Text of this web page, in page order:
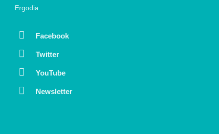
Ergodia
Facebook
Twitter
YouTube
Newsletter